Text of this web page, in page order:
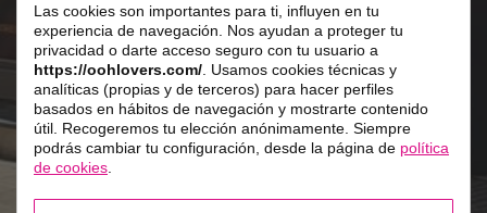
Las cookies son importantes para ti, influyen en tu
experiencia de navegación. Nos ayudan a proteger tu
privacidad o darte acceso seguro con tu usuario a
https://oohlovers.com/ . Usamos cookies técnicas y
analíticas (propias y de terceros) para hacer perfiles
basados en hábitos de navegación y mostrarte contenido
útil. Recogeremos tu elección anónimamente. Siempre
podrás cambiar tu configuración, desde la página de política
de cookies